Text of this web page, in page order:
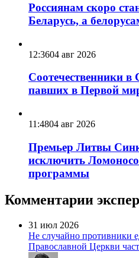
Россиянам скоро
Беларусь, а
12:3604 авг 2026
Соотечественники
павших в Первой
11:4804 авг 2026
Премьер Литвы
исключить
программы
Комментарии
31 июл 2026
Не случайно противники
Православной Церкви